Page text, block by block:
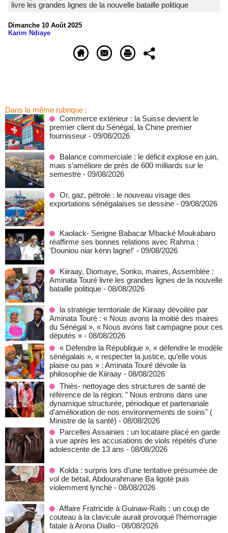
livre les grandes lignes de la nouvelle bataille politique
Dimanche 10 Août 2025
Karim Ndiaye
Dans la même rubrique :
Commerce extérieur : la Suisse devient le
premier client du Sénégal, la Chine premier
fournisseur - 09/08/2026
Balance commerciale : le déficit explose en juin,
mais s’améliore de près de 600 milliards sur le
semestre - 09/08/2026
Or, gaz, pétrole : le nouveau visage des
exportations sénégalaises se dessine - 09/08/2026
Kaolack- Serigne Babacar Mbacké Moukabaro
réaffirme ses bonnes relations avec Rahma :
'Douniou niar kénn lagne!' - 09/08/2026
Kiiraay, Diomaye, Sonko, maires, Assemblée :
Aminata Touré livre les grandes lignes de la nouvelle
bataille politique - 08/08/2026
la stratégie territoriale de Kiiraay dévoilée par
Aminata Touré : « Nous avons la moitié des maires
du Sénégal », « Nous avons fait campagne pour ces
députés » - 08/08/2026
« Défendre la République », « défendre le modèle
sénégalais », « respecter la justice, qu’elle vous
plaise ou pas » : Aminata Touré dévoile la
philosophie de Kiiraay - 08/08/2026
Thiès- nettoyage des structures de santé de
référence de la région: " Nous entrons dans une
dynamique structurée, périodique et partenariale
d'amélioration de nos environnements de soins" (
Ministre de la santé) - 08/08/2026
Parcelles Assainies : un locataire placé en garde
à vue après les accusations de viols répétés d’une
adolescente de 13 ans - 08/08/2026
Kolda : surpris lors d’une tentative présumée de
vol de bétail, Abdourahmane Ba ligoté puis
violemment lynché - 08/08/2026
Affaire Fratricide à Guinaw-Rails : un coup de
couteau à la clavicule aurait provoqué l’hémorragie
fatale à Arona Diallo - 08/08/2026